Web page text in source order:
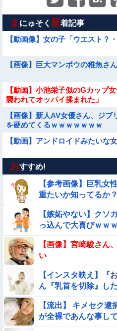
ま にゅそく 新着記事
【動画像】女の子「ウエスト？
【画像】巨大マンボウの稚魚さ
【動画】小池栄子似のGカップ
襲われてオッパイ揉まれた」
【画像】新人AV女優さん、ジ
を硬めてくるｗｗｗｗｗｗｗ
【動画】アンドロイドみたいな
【画像】お前らこの超美人が整
【動画】広島に落とされた『原
ら・・・
【画像】女子高生「え待って、
【動画】女子中学生の『チン媚
【動画】デブの喧嘩 ガチでヤバ
【動画】こういう貧乳の陰女と
おすすめ!
【参考画像】巨乳女
重たいか知ってるか？
【嫉妬やない】クソ
っ込んで大喜びｗｗ
【画像】宮崎駿さん
い
【インスタ映え】『
ん『乳首を切除』し
【流出】 キメセク逮
が全裸であんな事し